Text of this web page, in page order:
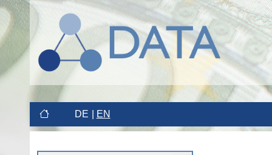
DE EN